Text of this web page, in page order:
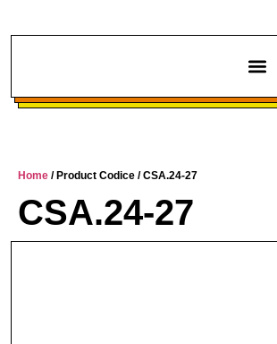
Home / Product Codice / CSA.24-27
CSA.24-27